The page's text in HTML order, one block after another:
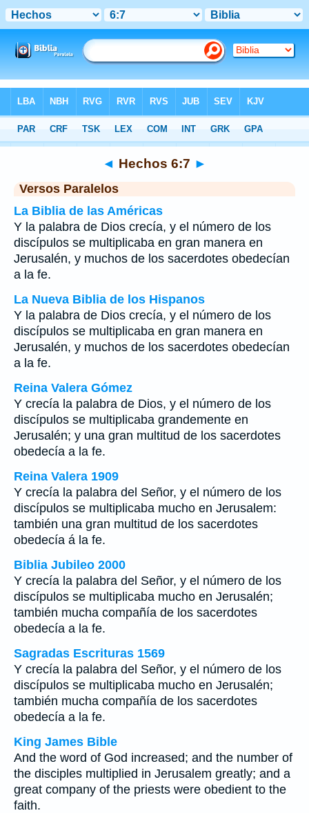
>Hechos Capítulo 6 > Verso 7
◄ Hechos 6:7 ►
Versos Paralelos
La Biblia de las Américas
Y la palabra de Dios crecía, y el número de los
discípulos se multiplicaba en gran manera en
Jerusalén, y muchos de los sacerdotes obedecían
a la fe.
La Nueva Biblia de los Hispanos
Y la palabra de Dios crecía, y el número de los
discípulos se multiplicaba en gran manera en
Jerusalén, y muchos de los sacerdotes obedecían
a la fe.
Reina Valera Gómez
Y crecía la palabra de Dios, y el número de los
discípulos se multiplicaba grandemente en
Jerusalén; y una gran multitud de los sacerdotes
obedecía a la fe.
Reina Valera 1909
Y crecía la palabra del Señor, y el número de los
discípulos se multiplicaba mucho en Jerusalem:
también una gran multitud de los sacerdotes
obedecía á la fe.
Biblia Jubileo 2000
Y crecía la palabra del Señor, y el número de los
discípulos se multiplicaba mucho en Jerusalén;
también mucha compañía de los sacerdotes
obedecía a la fe.
Sagradas Escrituras 1569
Y crecía la palabra del Señor, y el número de los
discípulos se multiplicaba mucho en Jerusalén;
también mucha compañía de los sacerdotes
obedecía a la fe.
King James Bible
And the word of God increased; and the number of
the disciples multiplied in Jerusalem greatly; and a
great company of the priests were obedient to the
faith.